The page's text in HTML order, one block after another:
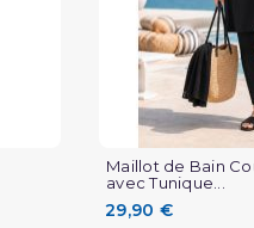
Maillot de Bain
avec Tunique...
29,90 €